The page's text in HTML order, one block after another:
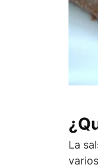
La